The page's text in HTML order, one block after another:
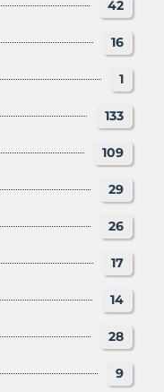
42
16
1
133
109
29
26
17
14
28
9